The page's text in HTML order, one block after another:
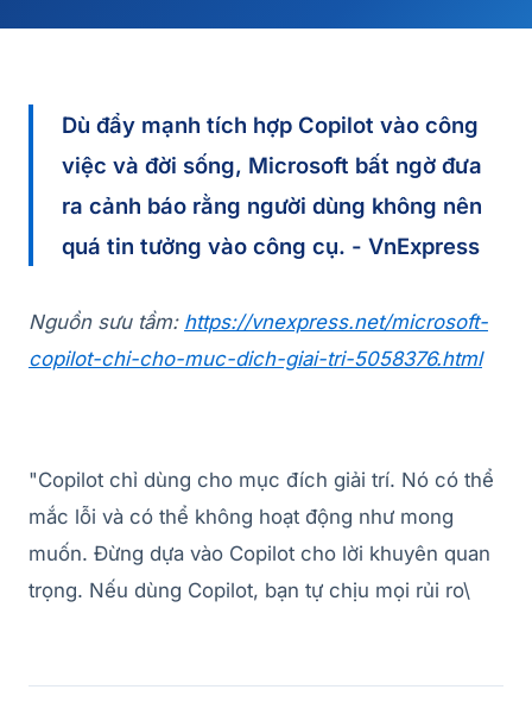
Dù đẩy mạnh tích hợp Copilot vào công
việc và đời sống, Microsoft bất ngờ đưa
ra cảnh báo rằng người dùng không nên
quá tin tưởng vào công cụ. - VnExpress
Nguồn sưu tầm: https://vnexpress.net/microsoft-
copilot-chi-cho-muc-dich-giai-tri-5058376.html
"Copilot chỉ dùng cho mục đích giải trí. Nó có thể
mắc lỗi và có thể không hoạt động như mong
muốn. Đừng dựa vào Copilot cho lời khuyên quan
trọng. Nếu dùng Copilot, bạn tự chịu mọi rủi ro\